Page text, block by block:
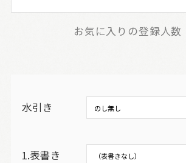
お気に入りの登録人数
水引き
1.表書き